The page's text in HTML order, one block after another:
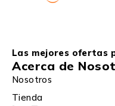
Las mejores ofertas
Acerca de
Nosotros
Tienda